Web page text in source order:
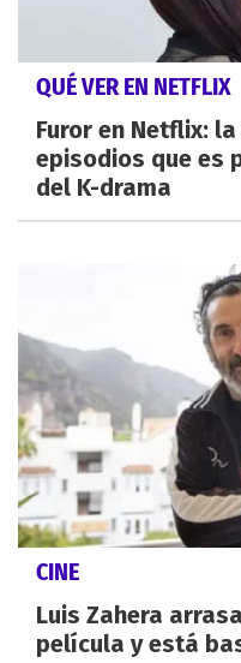
QUÉ VER EN NETFLIX
Furor en Netflix:
episodios que es
del K-drama
CINE
Luis Zahera
película y está